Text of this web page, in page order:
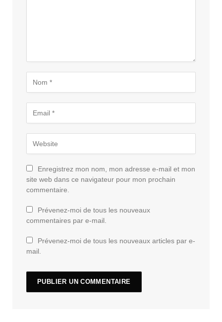
Enregistrez mon nom, mon adresse e-mail et mon
site web dans ce navigateur pour mon prochain
commentaire.
Prévenez-moi de tous les nouveaux
commentaires par e-mail.
Prévenez-moi de tous les nouveaux articles par e-
mail.